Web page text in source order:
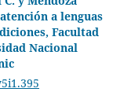
a lenguas
Facultad
Nacional